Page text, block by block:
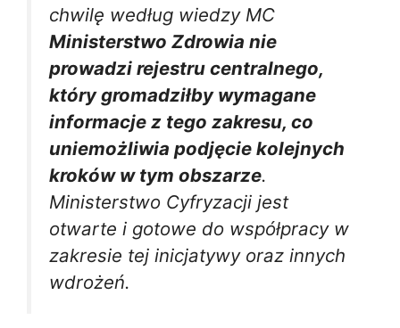
chwilę według wiedzy MC
Ministerstwo Zdrowia nie
prowadzi rejestru centralnego,
który gromadziłby wymagane
informacje z tego zakresu, co
uniemożliwia podjęcie kolejnych
kroków w tym obszarze.
Ministerstwo Cyfryzacji jest
otwarte i gotowe do współpracy w
zakresie tej inicjatywy oraz innych
wdrożeń.